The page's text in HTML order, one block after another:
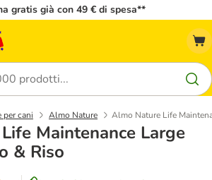
gratis già con 49 € di spesa**
per cani Almo Nature Almo Nature Life
Maintenance Large
& Riso